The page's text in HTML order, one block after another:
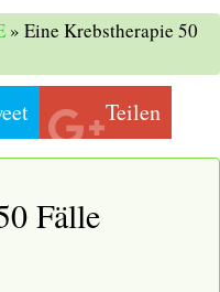
» Eine Krebstherapie 50
Teilen
Fälle